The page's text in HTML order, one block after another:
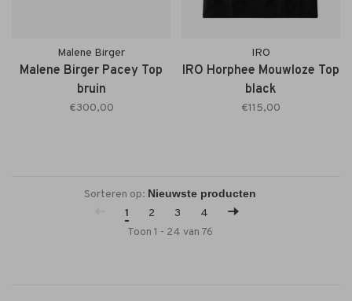
Malene Birger
Malene Birger Pacey Top
bruin
€300,00
IRO
IRO Horphee Mouwloze Top
black
€115,00
Sorteren op:
1
2 3
4
Toon 1 - 24 van 76